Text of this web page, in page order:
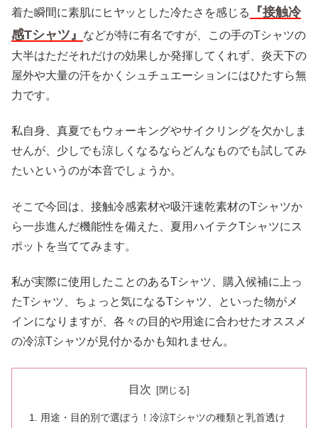
着た瞬間に素肌にヒヤッとした冷たさを感じる
『接触冷
感Tシャツ』
などが特に有名ですが、この手のTシャツの
大半はただそれだけの効果しか発揮してくれず、炎天下の
屋外や大量の汗をかくシュチュエーションにはひたすら無
力です。
私自身、真夏でもウォーキングやサイクリングを欠かしま
せんが、少しでも涼しくなるならどんなものでも試してみ
たいというのが本音でしょうか。
そこで今回は、接触冷感素材や吸汗速乾素材のTシャツか
ら一歩進んだ機能性を備えた、夏用ハイテクTシャツにス
ポットを当ててみます。
私が実際に使用したことのあるTシャツ、購入候補に上っ
たTシャツ、ちょっと気になるTシャツ、といった物がメ
インになりますが、各々の目的や用途に合わせたオススメ
の冷涼Tシャツが見付かるかも知れません。
目次
用途・目的別で選ぼう！冷涼Tシャツの種類と乳首透け